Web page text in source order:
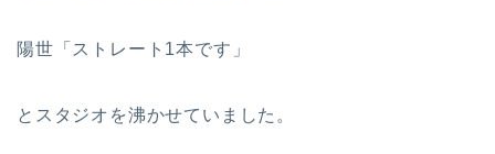
陽世「ストレート1本です」
とスタジオを沸かせていました。